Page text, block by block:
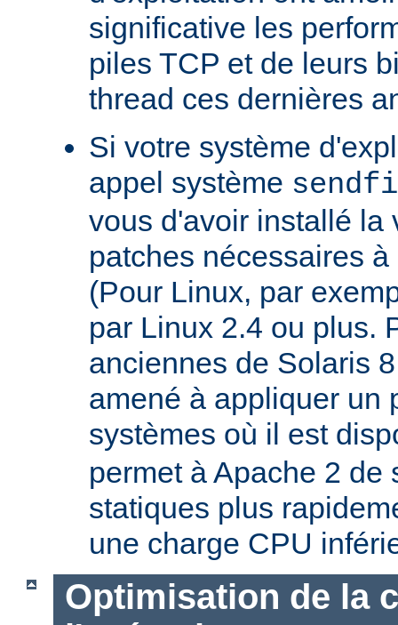
significative les
piles TCP et de leurs
thread ces dernières
Si votre système
appel système
vous d'avoir installé la
patches nécessaires
(Pour Linux, par
par Linux 2.4 ou plus.
anciennes de Solaris
amené à appliquer un
systèmes où il est
permet à Apache 2 de
statiques plus
une charge CPU
Optimisation de la